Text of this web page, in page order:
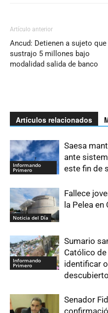
Artículo anterior
Ancud: Detienen a sujeto que
sustrajo 5 millones bajo
modalidad salida de banco
Artículos relacionados
Informando
Primero
Saesa
ante
este fin de
Noticia del Día
Fallece
la Pelea en
Informando
Primero
Sumario
Católico
identificar
descubierto
Senador